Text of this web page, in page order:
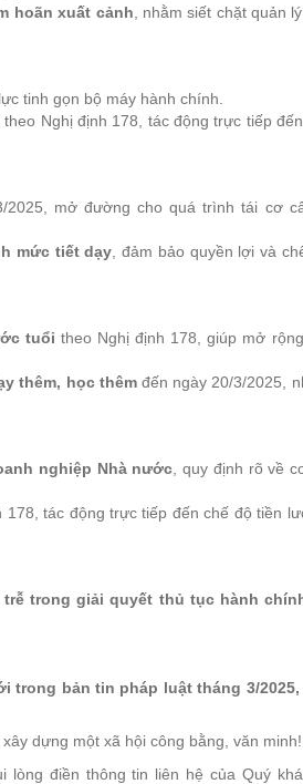
hoãn xuất cảnh , nhằm siết chặt quản
tinh gọn bộ máy hành chính.
Nghị định 178, tác động trực tiếp
2025, mở đường cho quá trình tái cơ
mức tiết dạy , đảm bảo quyền lợi và
tuổi theo Nghị định 178, giúp mở
thêm, học thêmđến ngày 20/3/2025,
nghiệp Nhà nước , quy định rõ về
178, tác động trực tiếp đến chế độ tiền
trong giải quyết thủ tục hành
bản tin pháp luật tháng 3/
dựng một xã hội công bằng, văn minh!
điền thông tin liên hệ của Quý